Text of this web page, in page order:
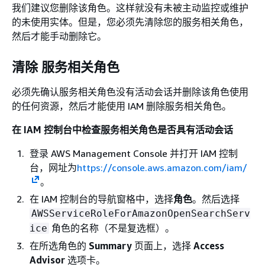
我们建议您删除该角色。这样就没有未被主动监控或维护
的未使用实体。但是，您必须先清除您的服务相关角色，
然后才能手动删除它。
清除 服务相关角色
必须先确认服务相关角色没有活动会话并删除该角色使用
的任何资源，然后才能使用 IAM 删除服务相关角色。
在 IAM 控制台中检查服务相关角色是否具有活动会话
登录 AWS Management Console 并打开 IAM 控制
台，网址为https://console.aws.amazon.com/iam/
。
在 IAM 控制台的导航窗格中，选择角色。然后选择
AWSServiceRoleForAmazonOpenSearchServ
ice 角色的名称（不是复选框）。
在所选角色的 Summary 页面上，选择 Access
Advisor 选项卡。